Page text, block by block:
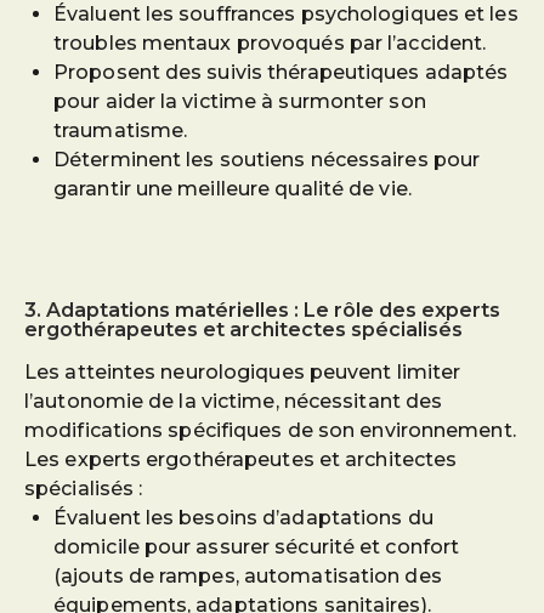
Évaluent les souffrances psychologiques et les
troubles mentaux provoqués par l’accident.
Proposent des suivis thérapeutiques adaptés
pour aider la victime à surmonter son
traumatisme.
Déterminent les soutiens nécessaires pour
garantir une meilleure qualité de vie.
3. Adaptations matérielles : Le rôle des experts
ergothérapeutes et architectes spécialisés
Les atteintes neurologiques peuvent limiter
l’autonomie de la victime, nécessitant des
modifications spécifiques de son environnement.
Les experts ergothérapeutes et architectes
spécialisés :
Évaluent les besoins d’adaptations du
domicile pour assurer sécurité et confort
(ajouts de rampes, automatisation des
équipements, adaptations sanitaires).